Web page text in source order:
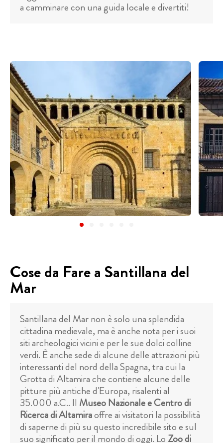
a camminare con una guida locale e divertiti!
Cose da Fare a Santillana del
Mar
Santillana del Mar non è solo una splendida
cittadina medievale, ma è anche nota per i suoi
siti archeologici vicini e per le sue dolci colline
verdi. È anche sede di alcune delle attrazioni più
interessanti del nord della Spagna, tra cui la
Grotta di Altamira che contiene alcune delle
pitture più antiche d'Europa, risalenti al
35.000 a.C.. Il Museo Nazionale e Centro di
Ricerca di Altamiraoffre ai visitatori la possibilità
di saperne di più su questo incredibile sito e sul
suo significato per il mondo di oggi. Lo Zoo di